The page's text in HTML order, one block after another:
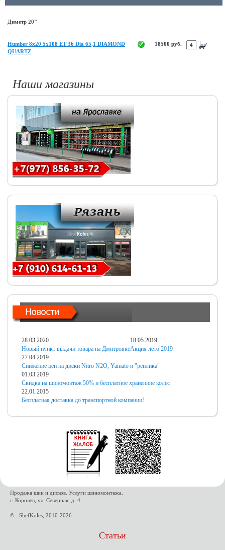
Диметр 20"
Humber 8x20 5x108 ET 36 Dia 65,1 DIAMOND
QUARTZ
18500 руб.
Наши магазины
28.03.2020
Новый пункт выдачи товара на Дмитровке
18.05.2019
Акция лето 2019
27.04.2019
Снижение цен на диски Nitro N2O, Yamato и "реплика"
01.03.2019
Скидка на шиномонтаж 50% и бесплатное хранениие колес
22.01.2015
Бесплатная доставка до транспортной компании!
Продажа шин и дисков. Услуги шиномонтажа.
г. Королев, ул. Северная, д. 4
©: -ShefKoles, 2010-2026
Статьи